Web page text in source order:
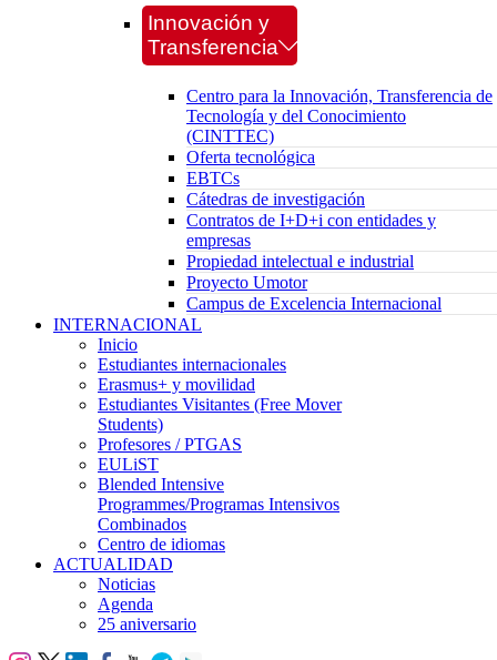
Innovación y
Transferencia
Centro para la Innovación, Transferencia de
Tecnología y del Conocimiento
(CINTTEC)
Oferta tecnológica
EBTCs
Cátedras de investigación
Contratos de I+D+i con entidades y
empresas
Propiedad intelectual e industrial
Proyecto Umotor
Campus de Excelencia Internacional
INTERNACIONAL
Inicio
Estudiantes internacionales
Erasmus+ y movilidad
Estudiantes Visitantes (Free Mover
Students)
Profesores / PTGAS
EULiST
Blended Intensive
Programmes/Programas Intensivos
Combinados
Centro de idiomas
ACTUALIDAD
Noticias
Agenda
25 aniversario